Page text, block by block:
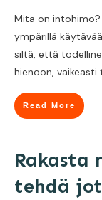
Mitä on
ympärillä
siltä, että
hienoon,
Read More
Rakasta
tehdä